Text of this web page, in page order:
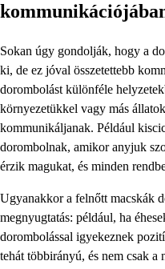
Sokan úgy gondolják, hogy a
ki, de ez jóval összetettebb
dorombolást különféle
környezetükkel vagy más
kommunikáljanak. Például
dorombolnak, amikor anyjuk
érzik magukat, és minden
Ugyanakkor a felnőtt macskák
megnyugtatás: például, ha
dorombolással igyekeznek
tehát többirányú, és nem csak a